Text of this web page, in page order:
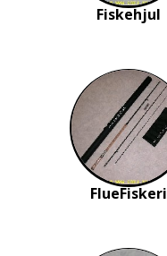
Fiskehjul
FlueFiskeri